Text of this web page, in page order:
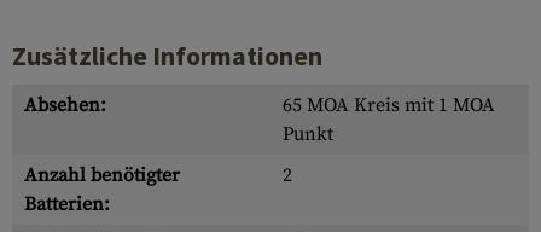
Zusätzliche Informationen
Absehen:
65 MOA Kreis mit 1 MOA
Punkt
Anzahl benötigter
Batterien:
2